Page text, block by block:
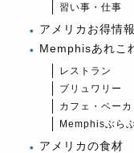
習い事・仕事
アメリカお得情報
Memphisあれこ
レストラン
ブリュワリー
カフェ・ベーカ
Memphisぶら
アメリカの食材